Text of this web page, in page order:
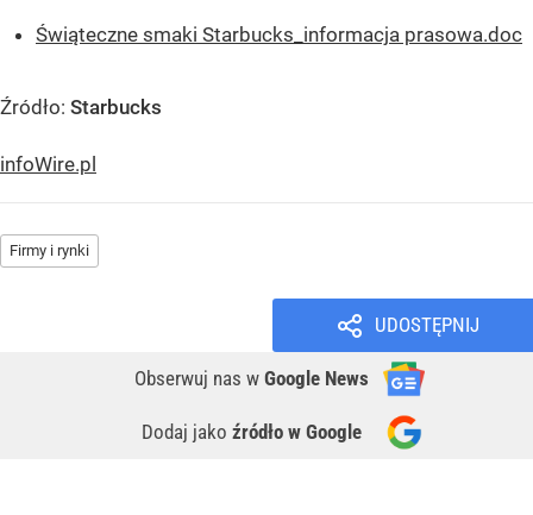
Świąteczne smaki Starbucks_informacja prasowa.doc
Źródło: Starbucks
infoWire.pl
Firmy i rynki
UDOSTĘPNIJ
Obserwuj nas w Google News
Dodaj jako źródło w Google